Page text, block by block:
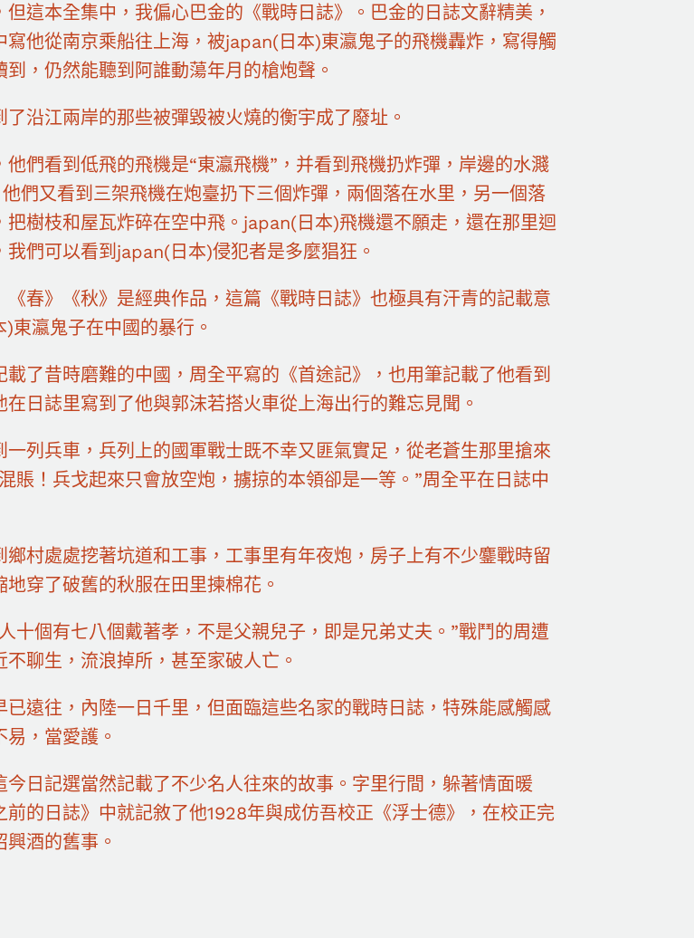
但這本全集中，我偏心巴金的《戰時日誌》。巴金的日誌文辭精美，
寫他從南京乘船往上海，被japan(日本)東瀛鬼子的飛機轟炸，寫得觸
到，仍然能聽到阿誰動蕩年月的槍炮聲。
了沿江兩岸的那些被彈毀被火燒的衡宇成了廢址。
他們看到低飛的飛機是“東瀛飛機”，并看到飛機扔炸彈，岸邊的水濺
們又看到三架飛機在炮臺扔下三個炸彈，兩個落在水里，另一個落
把樹枝和屋瓦炸碎在空中飛。japan(日本)飛機還不願走，還在那里迴
們可以看到japan(日本)侵犯者是多麼猖狂。
《春》《秋》是經典作品，這篇《戰時日誌》也極具有汗青的記載意
東瀛鬼子在中國的暴行。
載了昔時磨難的中國，周全平寫的《首途記》，也用筆記載了他看到
日誌里寫到了他與郭沫若搭火車從上海出行的難忘見聞。
一列兵車，兵列上的國軍戰士既不幸又匪氣實足，從老蒼生那里搶來
賬！兵戈起來只會放空炮，擄掠的本領卻是一等。”周全平在日誌中
鄉村處處挖著坑道和工事，工事里有年夜炮，房子上有不少鏖戰時留
穿了破舊的秋服在田里揀棉花。
十個有七八個戴著孝，不是父親兒子，即是兄弟丈夫。”戰鬥的周遭
聊生，流浪掉所，甚至家破人亡。
已遠往，內陸一日千里，但面臨這些名家的戰時日誌，特殊能感觸感
，當愛護。
今日記選當然記載了不少名人往來的故事。字里行間，躲著情面暖
的日誌》中就記敘了他1928年與成仿吾校正《浮士德》，在校正完
酒的舊事。